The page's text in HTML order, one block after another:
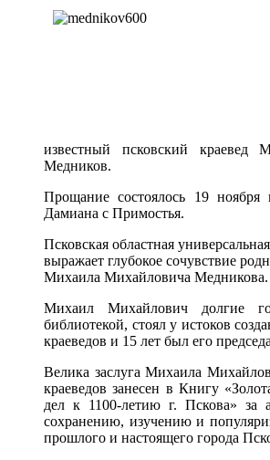
известный псковский краевед
Медников.
Прощание состоялось 19
Дамиана с Примостья.
Псковская областная
выражает глубокое сочувствие
Михаила Михайловича Медникова.
Михаил Михайлович долгие
библиотекой, стоял у истоков
краеведов и 15 лет был его
Велика заслуга Михаила
краеведов занесен в Книгу
дел к 1100-летию г. Пскова» за
сохранению, изучению и
прошлого и настоящего города